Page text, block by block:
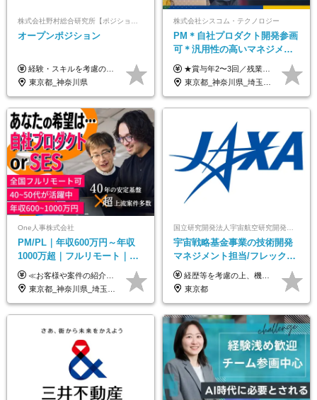
株式会社野村総合研究所【ポジションマッチ登録】
オープンポジション
経験・スキルを考慮の上、決定します。
東京都_神奈川県
株式会社シスコム・テクノロジー
PM＊自社プロダクト開発参画
可＊汎用性の高いマネジメン
トスキル＊年収1000万以上可
★賞与年2〜3回／残業代全額支給／子ども手当（月1万円）／誕生日手当（年1回1万円）★ ＜初年度の想定年収:600万円～800万円＞ 月給50万7000円～70万4000円＋賞与年2回＋決算賞与 ※経験・能力を考慮のうえ決定します。 ※専門性を高めながらチームを牽引する「プロジェクト推進力」を高く評価し、給与へダイレクトに反映します。 ※試用期間6ヶ月（待遇変動なし） 年収800万円以上も⽬指せます。 経験・スキル・前職給与を最大限に考慮し、 ご納得いただける条件を提示します。 【賞与】 年2〜3回支給（7月・12月＋業績により決算賞与） 当社では、目の前の案件による固定報酬だけが評価の全てではありません。 メンバー育成、現場でのポジション拡大、 ナレッジの共有、そして組織づくりへの参画など、 「会社への貢献度（ビジネスプロセス）」 を昇給・賞与へダイレクトに反映しています。 専門性を高める「技術」と、チームを前進させる「プロジェクト推進」。 この両輪を回すことで、確かなスキル成長と年収アップを同時に実現できる環境です。
東京都_神奈川県_埼玉県_千葉県
One人事株式会社
PM/PL｜年収600万円～年収
1000万超｜フルリモート｜
SIerへの変革期をリード＆自
社サービス
≪お客様や案件の紹介によりインセンティブを支給！≫ 月給40万円以上＋賞与年2回＋インセンティブ ◎経験やスキルを考慮の上、優遇します ◎上記月給は固定残業代月45時間分(月額9万1040円以上)を含みます。超過した場合は全額追加支給します ◎試用期間3カ月あり(給与や福利厚生等は同じです) ＜年収例＞ 36歳／PL（元SE）／580万円 / 官公庁向けWebシステム開発 ※メンバーから2年でPLへ昇格 41歳／SL／616万円 / メーカー向けWebサイト開発 46歳／PL／742万円 / 金融情報連携システム開発 52歳 / PM / 952万円 / 信販システムの再構築 55歳 / PM / 910万円 / 製造業向け基盤構築開発
東京都_神奈川県_埼玉県_千葉県_大阪府_愛知県_北海道_青森県_岩手県_宮城県_秋田県_山形県_福島県_茨城県_栃木県_群馬県_新潟県_山梨県_長野県_富山県_石川県_福井県_静岡県_岐阜県_三重県_兵庫県_京都府_滋賀県_奈良県_和歌山県_広島県_岡山県_鳥取県_島根県_山口県_徳島県_香川県_愛媛県_高知県_福岡県_熊本県_佐賀県_長崎県_大分県_宮崎県_鹿児島県_沖縄県
宇宙戦略基金事業の技術開発
マネジメント担当/フレックス
制/リモート活用/異業種出身者
歓迎/国家プロジェクト
経歴等を考慮の上、機構の規定により決定します。 ＜大学卒業後、正規社員として民間企業に3年勤務した場合＞ ・月給30万円以上 ・年収470万円以上 年収概算を試算する場合は以下をご確認ください。 https://www.jaxa.jp/about/employ/trial_j.html ■昇給年1回、賞与年2回 ■諸手当（住居手当、通勤手当他） ■退職金制度あり ※年収470万円～ ※超過勤務分は別途支給します。 ※6ヶ月の試用期間あり。その間の待遇・給与に差異はありません。
東京都